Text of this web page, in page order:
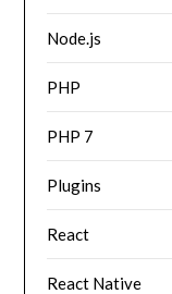
Node.js
PHP
PHP 7
Plugins
React
React Native